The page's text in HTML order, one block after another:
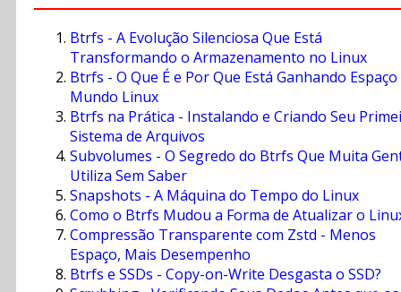
Btrfs - A Evolução Silenciosa Que Está
Transformando o Armazenamento no Linux
Btrfs - O Que É e Por Que Está Ganhando
Mundo Linux
Btrfs na Prática - Instalando e Criando Seu
Sistema de Arquivos
Subvolumes - O Segredo do Btrfs Que Muita
Utiliza Sem Saber
Snapshots - A Máquina do Tempo do Linux
Como o Btrfs Mudou a Forma de Atualizar o
Compressão Transparente com Zstd - Menos
Espaço, Mais Desempenho
Btrfs e SSDs - Copy-on-Write Desgasta o SSD?